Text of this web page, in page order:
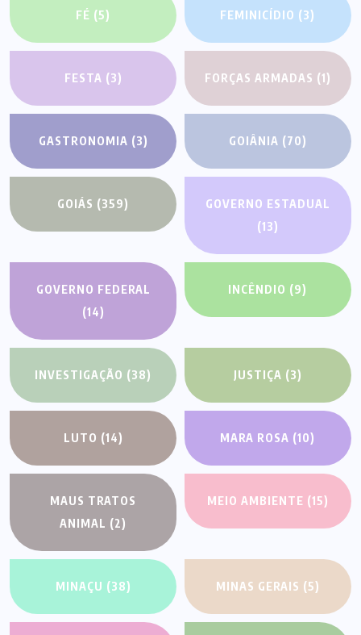
FÉ (5) FEMINICÍDIO (3)
FESTA (3) FORÇAS ARMADAS (1)
GASTRONOMIA (3) GOIÂNIA (70)
GOIÁS (359)
GOVERNO ESTADUAL
(13)
GOVERNO FEDERAL
(14)
INCÊNDIO (9)
INVESTIGAÇÃO (38) JUSTIÇA (3)
LUTO (14) MARA ROSA (10)
MAUS TRATOS
ANIMAL (2)
MEIO AMBIENTE (15)
MINAÇU (38) MINAS GERAIS (5)